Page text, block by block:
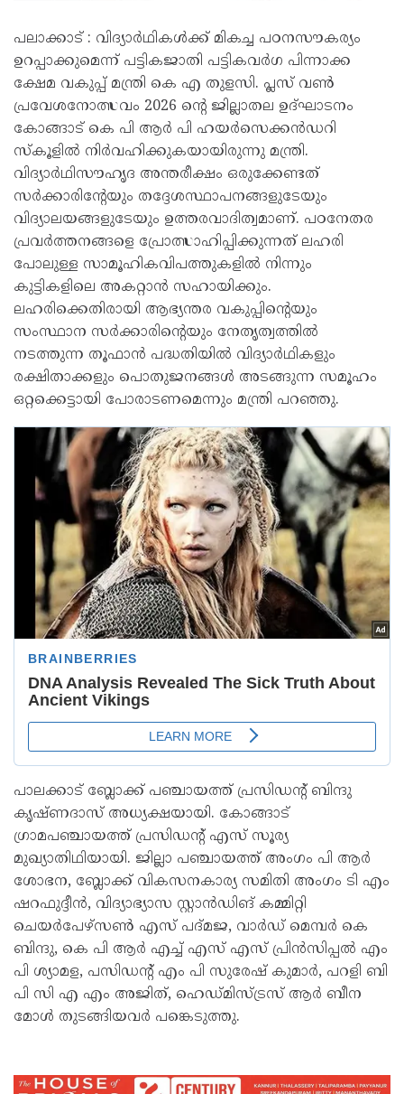
പലാക്കാട് : വിദ്യാർഥികൾക്ക് മികച്ച പഠനസൗകര്യം
ഉറപ്പാക്കുമെന്ന് പട്ടികജാതി പട്ടികവർഗ പിന്നാക്ക
ക്ഷേമ വകുപ്പ് മന്ത്രി കെ എ തുളസി. പ്ലസ് വൺ
പ്രവേശനോത്സവം 2026 ന്റെ ജില്ലാതല ഉദ്ഘാടനം
കോങ്ങാട് കെ പി ആർ പി ഹയർസെക്കൻഡറി
സ്‌കൂളിൽ നിർവഹിക്കുകയായിരുന്നു മന്ത്രി.
വിദ്യാർഥിസൗഹൃദ അന്തരീക്ഷം ഒരുക്കേണ്ടത്
സർക്കാരിന്റേയും തദ്ദേശസ്ഥാപനങ്ങളുടേയും
വിദ്യാലയങ്ങളുടേയും ഉത്തരവാദിത്വമാണ്. പഠനേതര
പ്രവർത്തനങ്ങളെ പ്രോത്സാഹിപ്പിക്കുന്നത് ലഹരി
പോലുള്ള സാമൂഹികവിപത്തുകളിൽ നിന്നും
കുട്ടികളിലെ അകറ്റാൻ സഹായിക്കും.
ലഹരിക്കെതിരായി ആഭ്യന്തര വകുപ്പിന്റെയും
സംസ്ഥാന സർക്കാരിന്റെയും നേതൃത്വത്തിൽ
നടത്തുന്ന തൂഫാൻ പദ്ധതിയിൽ വിദ്യാർഥികളും
രക്ഷിതാക്കളും പൊതുജനങ്ങൾ അടങ്ങുന്ന സമൂഹം
ഒറ്റക്കെട്ടായി പോരാടണമെന്നും മന്ത്രി പറഞ്ഞു.
പാലക്കാട് ബ്ലോക്ക് പഞ്ചായത്ത് പ്രസിഡന്റ് ബിന്ദു
കൃഷ്ണദാസ് അധ്യക്ഷയായി. കോങ്ങാട്
ഗ്രാമപഞ്ചായത്ത് പ്രസിഡന്റ് എസ് സൂര്യ
മുഖ്യാതിഥിയായി. ജില്ലാ പഞ്ചായത്ത് അംഗം പി ആർ
ശോഭന, ബ്ലോക്ക് വികസനകാര്യ സമിതി അംഗം ടി എം
ഷറഫുദ്ദീൻ, വിദ്യാഭ്യാസ സ്റ്റാൻഡിങ് കമ്മിറ്റി
ചെയർപേഴ്സൺ എസ് പദ്മജ, വാർഡ് മെമ്പർ കെ
ബിന്ദു, കെ പി ആർ എച്ച് എസ് എസ് പ്രിൻസിപ്പൽ എം
പി ശ്യാമള, പസിഡന്റ് എം പി സുരേഷ് കുമാർ, പറളി ബി
പി സി എ എം അജിത്, ഹെഡ്മിസ്ട്രസ് ആർ ബീന
മോൾ തുടങ്ങിയവർ പങ്കെടുത്തു.